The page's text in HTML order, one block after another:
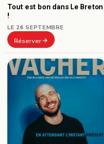
Tout est bon dans Le Breton
!
LE 26 SEPTEMBRE
Réserver